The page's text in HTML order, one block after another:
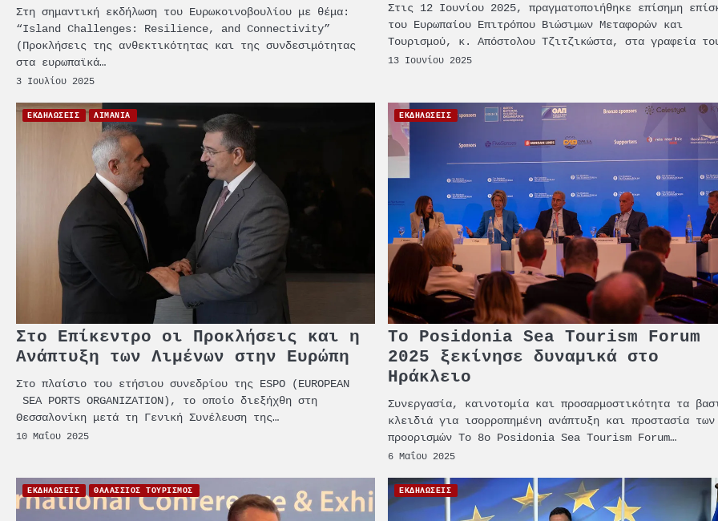
Στη σημαντική εκδήλωση του Ευρωκοινοβουλίου με θέμα:
“Island Challenges: Resilience, and Connectivity”
(Προκλήσεις της ανθεκτικότητας και της συνδεσιμότητας
στα ευρωπαϊκά…
3 Ιουλίου 2025
Στις 12 Ιουνίου 2025, πραγματοποιήθηκε επίσημη
του Ευρωπαίου Επιτρόπου Βιώσιμων Μεταφορών και
Τουρισμού, κ. Απόστολου Τζιτζικώστα, στα γραφεία
13 Ιουνίου 2025
ΕΚΔΗΛΩΣΕΙΣ ΛΙΜΑΝΙΑ
Στο Επίκεντρο οι Προκλήσεις και η
Ανάπτυξη των Λιμένων στην Ευρώπη
Στο πλαίσιο του ετήσιου συνεδρίου της ESPO (EUROPEAN
SEA PORTS ORGANIZATION), το οποίο διεξήχθη στη
Θεσσαλονίκη μετά τη Γενική Συνέλευση της…
10 Μαΐου 2025
ΕΚΔΗΛΩΣΕΙΣ
Το Posidonia Sea Tourism Forum
2025 ξεκίνησε δυναμικά στο
Ηράκλειο
Συνεργασία, καινοτομία και προσαρμοστικότητα τα
κλειδιά για ισορροπημένη ανάπτυξη και προστασία των
προορισμών Το 8ο Posidonia Sea Tourism Forum…
6 Μαΐου 2025
ΕΚΔΗΛΩΣΕΙΣ ΘΑΛΑΣΣΙΟΣ ΤΟΥΡΙΣΜΟΣ ΕΚΔΗΛΩΣΕΙΣ